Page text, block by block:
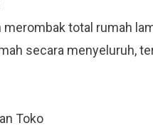
merombak total rumah
secara menyeluruh,
Toko